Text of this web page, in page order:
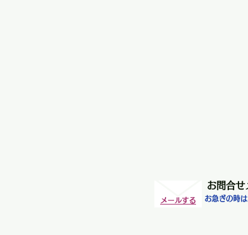
お問合せ
​メールする お急ぎの時